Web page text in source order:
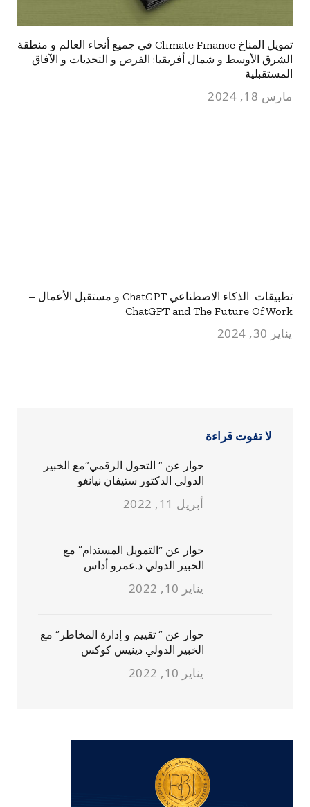
تمويل المناخ Climate Finance في جميع أنحاء العالم و منطقة
الشرق الأوسط و شمال أفريقيا: الفرص و التحديات و الآفاق
المستقبلية
مارس 18, 2024
تطبيقات الذكاء الاصطناعي ChatGPT و مستقبل الأعمال –
ChatGPT and The Future Of Work
يناير 30, 2024
لا تفوت قراءة
حوار عن ” التحول الرقمي”مع الخبير
الدولي الدكتور ستيفان نيانغو
أبريل 11, 2022
حوار عن “التمويل المستدام” مع
الخبير الدولي د.عمرو أداس
يناير 10, 2022
حوار عن ” تقييم و إدارة المخاطر” مع
الخبير الدولي دينيس كوكس
يناير 10, 2022